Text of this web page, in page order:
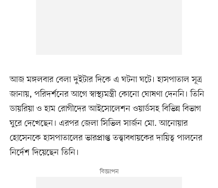
আজ মঙ্গলবার বেলা দুইটার দিকে এ ঘটনা ঘটে। হাসপাতাল সূত্র
জানায়, পরিদর্শনের আগে স্বাস্থ্যমন্ত্রী কোনো ঘোষণা দেননি। তিনি
ডায়রিয়া ও হাম রোগীদের আইসোলেশন ওয়ার্ডসহ বিভিন্ন বিভাগ
ঘুরে দেখেছেন। এরপর জেলা সিভিল সার্জন মো. আনোয়ার
হোসেনকে হাসপাতালের ভারপ্রাপ্ত তত্ত্বাবধায়কের দায়িত্ব পালনের
নির্দেশ দিয়েছেন তিনি।